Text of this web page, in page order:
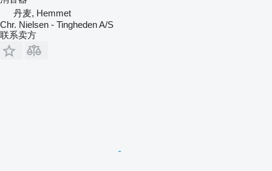
丹麦, Hemmet
Chr. Nielsen - Tingheden A/S
联系卖方